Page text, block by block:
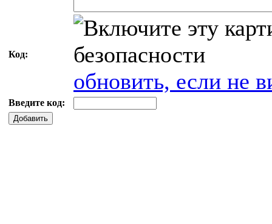
Код:
обновить, если не
Введите код:
Добавить